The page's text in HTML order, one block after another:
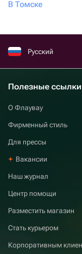
В Томске
Русский
Полезные ссылки
О Флаувау
Фирменный стиль
Для прессы
Вакансии
Наш журнал
Центр помощи
Разместить магазин
Стать курьером
Корпоративным